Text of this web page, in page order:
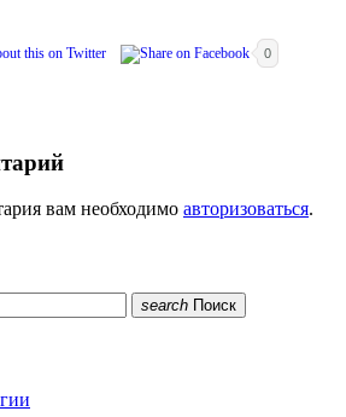
0
вам необходимо авторизоваться.
search Поиск